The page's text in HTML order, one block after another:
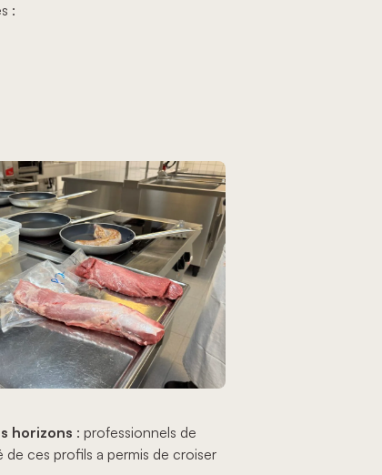
:
horizons : professionnels de
de ces profils a permis de croiser